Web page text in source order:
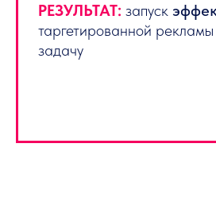
РЕЗУЛЬТАТ: запуск
таргетированной
задачу